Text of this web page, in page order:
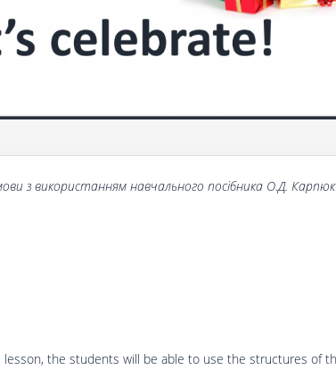
з використанням навчального посібника О.Д. Карпюк
the students will be able to use the structures of